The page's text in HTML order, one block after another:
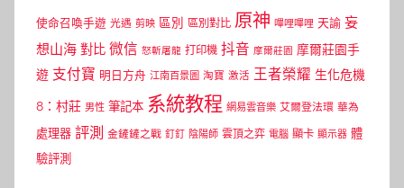
使命召喚手遊 光遇 剪映 區別 區別對比 原神 嗶哩嗶哩 天諭 妄
想山海 對比 微信 怒斬屠龍 打印機 抖音 摩爾莊園 摩爾莊園手
遊 支付寶 明日方舟 江南百景圖 淘寶 激活 王者榮耀 生化危機
8：村莊 男性 筆記本 系統教程 網易雲音樂 艾爾登法環 華為
處理器 評測 金鏟鏟之戰 釘釘 陰陽師 雲頂之弈 電腦 顯卡 顯示器 體
驗評測